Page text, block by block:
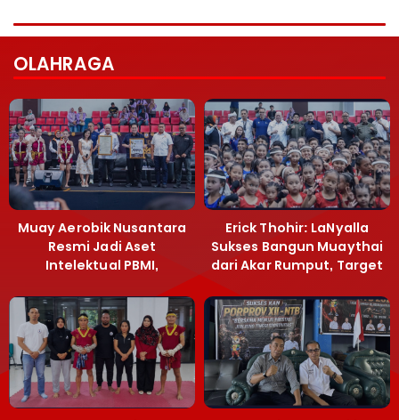
OLAHRAGA
Muay Aerobik Nusantara
Resmi Jadi Aset
Intelektual PBMI,
Terobosan Bangun
Grassroots
Erick Thohir: LaNyalla
Sukses Bangun Muaythai
dari Akar Rumput, Target